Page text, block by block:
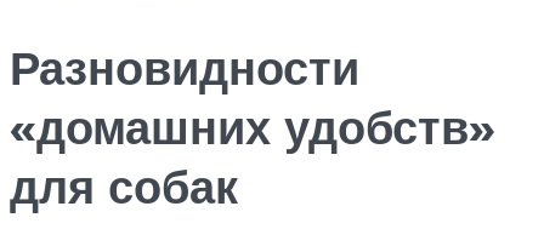
Разновидности
«домашних удобств»
для собак